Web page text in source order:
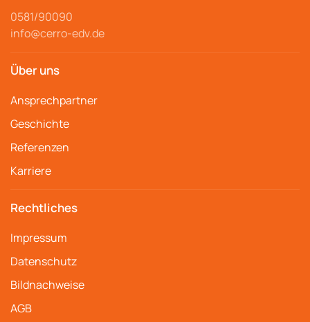
0581/90090
info@cerro-edv.de
Über uns
Ansprechpartner
Geschichte
Referenzen
Karriere
Rechtliches
Impressum
Datenschutz
Bildnachweise
AGB